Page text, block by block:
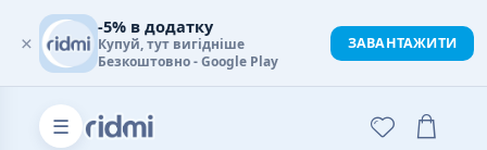
☰
×
-5% в додатку
Купуй, тут вигідніше
Безкоштовно - Google Play
ЗАВАНТАЖИТИ